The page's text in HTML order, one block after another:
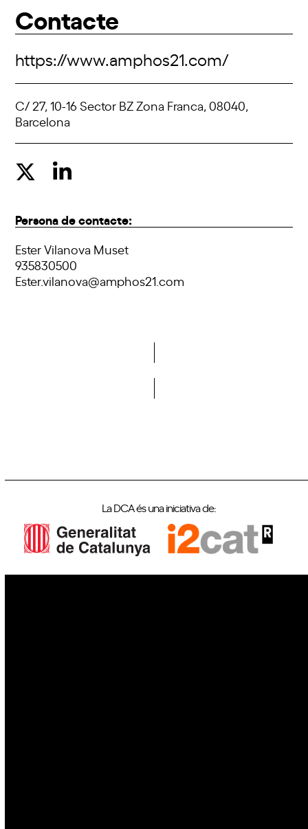
Contacte
https://www.amphos21.com/
C/ 27, 10-16 Sector BZ Zona Franca, 08040,
Barcelona
Persona de contacte:
Ester Vilanova Muset
935830500
Ester.vilanova@amphos21.com
La DCA és una iniciativa de: